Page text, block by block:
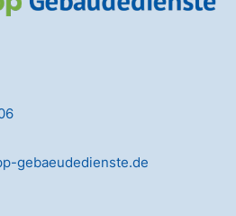
gebaeudedienste.de